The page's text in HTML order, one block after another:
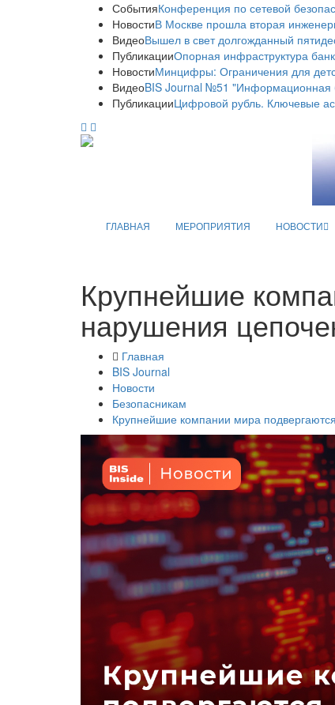
СобытияКонференция по сетевой
НовостиВ Москве прошла вторая
ВидеоВышел в свет долгожданный
ПубликацииОпорная инфраструктура
НовостиМинцифры: Ограничения для
ВидеоBIS Journal №51 "Информационная
ПубликацииЦифровой рубль. Ключевые
ГЛАВНАЯ МЕРОПРИЯТИЯ НОВОСТИ
Крупнейшие
нарушения
Главная
BIS Journal
Новости
Безопасникам
Крупнейшие компании мира